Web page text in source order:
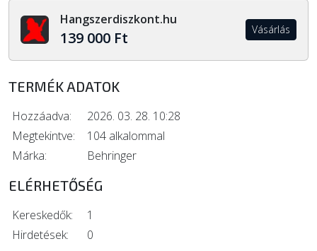
Hangszerdiszkont.hu
139 000 Ft Vásárlás
TERMÉK ADATOK
Hozzáadva:
2026. 03. 28. 10:28
Megtekintve:
104 alkalommal
Márka:
Behringer
ELÉRHETŐSÉG
Kereskedők:
1
Hirdetések:
0